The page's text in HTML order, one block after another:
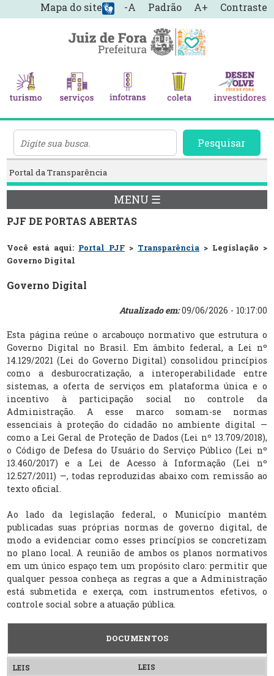
-A Padrão A+ Contraste
Mapa do site
Pesquisar
Portal da Transparência
MENU ☰
PJF DE PORTAS ABERTAS
Você está aqui: Portal PJF > Transparência> Legislação >
Governo Digital
Governo Digital
Atualizado em:09/06/2026 - 10:17:00
Esta página reúne o arcabouço normativo que estrutura o
Governo Digital no Brasil. Em âmbito federal, a Lei nº
14.129/2021 (Lei do Governo Digital) consolidou princípios
como a desburocratização, a interoperabilidade entre
sistemas, a oferta de serviços em plataforma única e o
incentivo à participação social no controle da
Administração. A esse marco somam-se normas
essenciais à proteção do cidadão no ambiente digital —
como a Lei Geral de Proteção de Dados (Lei nº 13.709/2018),
o Código de Defesa do Usuário do Serviço Público (Lei nº
13.460/2017) e a Lei de Acesso à Informação (Lei nº
12.527/2011) —, todas reproduzidas abaixo com remissão ao
texto oficial.
Ao lado da legislação federal, o Município mantém
publicadas suas próprias normas de governo digital, de
modo a evidenciar como esses princípios se concretizam
no plano local. A reunião de ambos os planos normativos
em um único espaço tem um propósito claro: permitir que
qualquer pessoa conheça as regras a que a Administração
está submetida e exerça, com instrumentos efetivos, o
controle social sobre a atuação pública.
DOCUMENTOS
LEIS